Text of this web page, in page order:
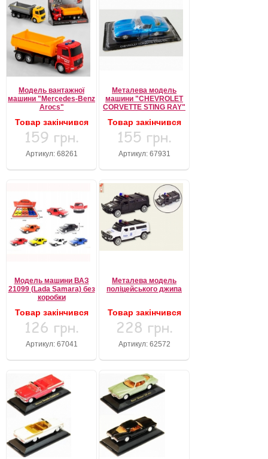
Модель вантажної
машини "Mercedes-Benz
Arocs"
Товар закінчився
159 грн.
Артикул: 68261
Металева модель
машини "CHEVROLET
CORVETTE STING RAY"
Товар закінчився
155 грн.
Артикул: 67931
Модель машини ВАЗ
21099 (Lada Samara) без
коробки
Товар закінчився
126 грн.
Артикул: 67041
Металева модель
поліцейського джипа
Товар закінчився
228 грн.
Артикул: 62572